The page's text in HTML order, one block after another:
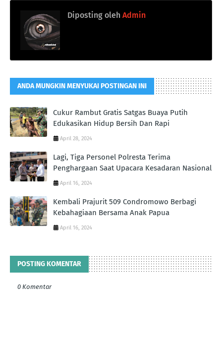
Diposting oleh Admin
ANDA MUNGKIN MENYUKAI POSTINGAN INI
Cukur Rambut Gratis Satgas Buaya Putih
Edukasikan Hidup Bersih Dan Rapi
April 28, 2024
Lagi, Tiga Personel Polresta Terima
Penghargaan Saat Upacara Kesadaran Nasional
April 16, 2024
Kembali Prajurit 509 Condromowo Berbagi
Kebahagiaan Bersama Anak Papua
April 16, 2024
POSTING KOMENTAR
0 Komentar